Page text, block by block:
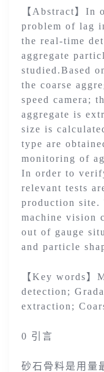
【Abstract】In
problem of lag
the real-time
aggregate
studied.Based
the coarse
speed camera;
aggregate is
size is
type are
monitoring of
In order to
relevant tests
production site.
machine vision
out of gauge
and particle
【Key words】
detection;
extraction;
0 引言
砂石骨料是用量